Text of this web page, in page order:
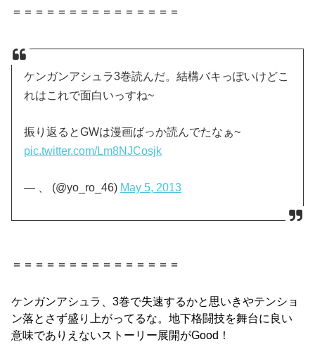
＝＝＝＝＝＝＝＝＝＝＝＝＝＝＝
ケンガンアシュラ3巻読んだ。結構バキっぽいけどこ
れはこれで面白いっすね~
振り返るとGWは漫画ばっか読んでたなぁ~
pic.twitter.com/Lm8NJCosjk
— 、 (@yo_ro_46) May 5, 2013
＝＝＝＝＝＝＝＝＝＝＝＝＝＝＝
ケンガンアシュラ、3巻で失速するかと思いきやテンショ
ン落とさず盛り上がってるな。地下格闘技を舞台に良い
意味でありえないストーリー展開がGood！